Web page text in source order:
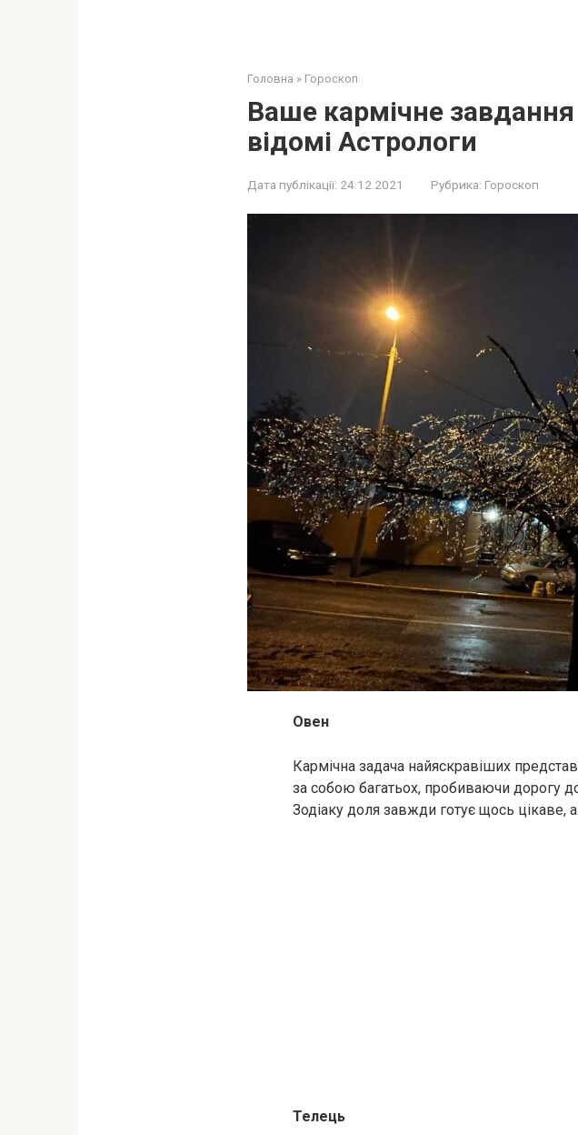
Головна » Гороскоп
Ваше кармічне
відомі Астрологи
Дата публікації: 24.12.2021 Рубрика: Гороскоп
Овен
Кармічна задача найяскравіших
за собою багатьох, пробиваючи дорогу
Зодіаку доля завжди готує щось цікаве,
Телець